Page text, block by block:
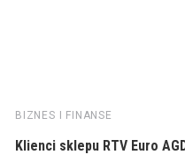
BIZNES I FINANSE
Klienci sklepu RTV Euro